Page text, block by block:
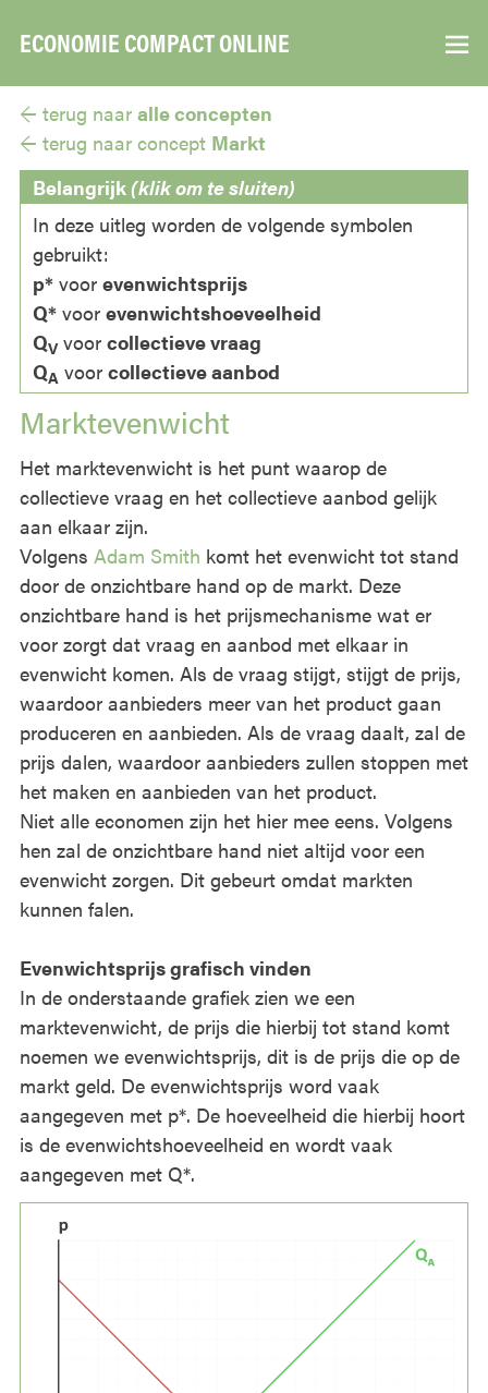
ECONOMIE COMPACT ONLINE ▼
← terug naar alle concepten
← terug naar concept Markt
Belangrijk(klik om te sluiten)
In deze uitleg worden de volgende symbolen
gebruikt:
p* voorevenwichtsprijs
Q* voorevenwichtshoeveelheid
QVvoorcollectieve vraag
QA voorcollectieve aanbod
Marktevenwicht
Het marktevenwicht is het punt waarop de
collectieve vraag en het collectieve aanbod gelijk
aan elkaar zijn.
Volgens Adam Smith komt het evenwicht tot stand
door de onzichtbare hand op de markt. Deze
onzichtbare hand is het prijsmechanisme wat er
voor zorgt dat vraag en aanbod met elkaar in
evenwicht komen. Als de vraag stijgt, stijgt de prijs,
waardoor aanbieders meer van het product gaan
produceren en aanbieden. Als de vraag daalt, zal de
prijs dalen, waardoor aanbieders zullen stoppen met
het maken en aanbieden van het product.
Niet alle economen zijn het hier mee eens. Volgens
hen zal de onzichtbare hand niet altijd voor een
evenwicht zorgen. Dit gebeurt omdat markten
kunnen falen.
Evenwichtsprijs grafisch vinden
In de onderstaande grafiek zien we een
marktevenwicht, de prijs die hierbij tot stand komt
noemen we evenwichtsprijs, dit is de prijs die op de
markt geld. De evenwichtsprijs word vaak
aangegeven met p*. De hoeveelheid die hierbij hoort
is de evenwichtshoeveelheid en wordt vaak
aangegeven met Q*.